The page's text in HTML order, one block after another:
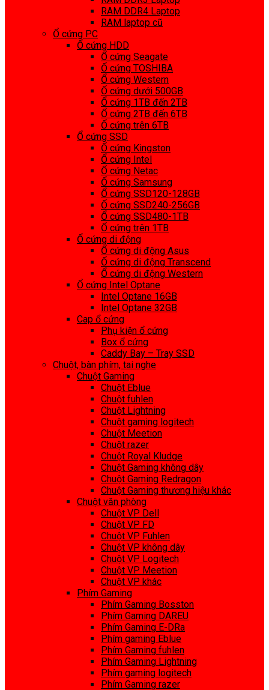
RAM DDR4 Laptop
RAM laptop cũ
Ổ cứng PC
Ổ cứng HDD
Ổ cứng Seagate
Ổ cứng TOSHIBA
Ổ cứng Western
Ổ cứng dưới 500GB
Ổ cứng 1TB đến 2TB
Ổ cứng 2TB đến 6TB
Ổ cứng trên 6TB
Ổ cứng SSD
Ổ cứng Kingston
Ổ cứng Intel
Ổ cứng Netac
Ổ cứng Samsung
Ổ cứng SSD120-128GB
Ổ cứng SSD240-256GB
Ổ cứng SSD480-1TB
Ổ cứng trên 1TB
Ổ cứng di động
Ổ cứng di động Asus
Ổ cứng di động Transcend
Ổ cứng di động Western
Ổ cứng Intel Optane
Intel Optane 16GB
Intel Optane 32GB
Cap ổ cứng
Phụ kiện ổ cứng
Box ổ cứng
Caddy Bay – Tray SSD
Chuột, bàn phím, tai nghe
Chuột Gaming
Chuột Eblue
Chuột fuhlen
Chuột Lightning
Chuột gaming logitech
Chuột Meetion
Chuột razer
Chuột Royal Kludge
Chuột Gaming không dây
Chuột Gaming Redragon
Chuột Gaming thương hiệu khác
Chuột văn phòng
Chuột VP Dell
Chuột VP FD
Chuột VP Fuhlen
Chuột VP không dây
Chuột VP Logitech
Chuột VP Meetion
Chuột VP khác
Phím Gaming
Phím Gaming Bosston
Phím Gaming DAREU
Phím Gaming E-DRa
Phím gaming Eblue
Phím Gaming fuhlen
Phím Gaming Lightning
Phím gaming logitech
Phím Gaming razer